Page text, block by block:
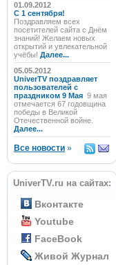
01.09.2012
C 1 сентября!
Поздравляем всех
посетителей сайта с Днём
знаний! Желаем новых
открытий и увлекательной
учёбы! Далее...
05.05.2012
UniverTV поздравляет
пользователей с
праздником 9 Мая 9 мая
отмечается 67 годовщина
победы в Великой
Отечественной войне.
Далее...
Все новости »
UniverTV.ru на сайтах:
Вконтакте
Youtube
FaceBook
Живой Журнал